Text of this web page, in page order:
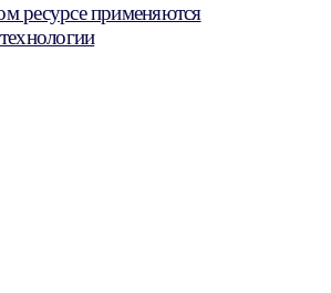
ресурсе применяются